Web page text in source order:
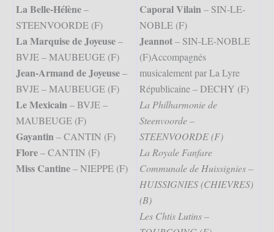
La Belle-Hélène–
STEENVOORDE (F)
La Marquise de Joyeuse–
BVJE – MAUBEUGE (F)
Jean-Armand de Joyeuse–
BVJE – MAUBEUGE (F)
Le Mexicain– BVJE –
MAUBEUGE (F)
Gayantin– CANTIN (F)
Flore– CANTIN (F)
Miss Cantine– NIEPPE (F)
Caporal Vilain– SIN-LE-
NOBLE (F)
Jeannot– SIN-LE-NOBLE
(F)Accompagnés
musicalement par La Lyre
Républicaine – DECHY (F)
La Philharmonie de
Steenvoorde –
STEENVOORDE (F)
La Royale Fanfare
Communale de Huissignies –
HUISSIGNIES (CHIEVRES)
(B)
Les Chtis Lutins –